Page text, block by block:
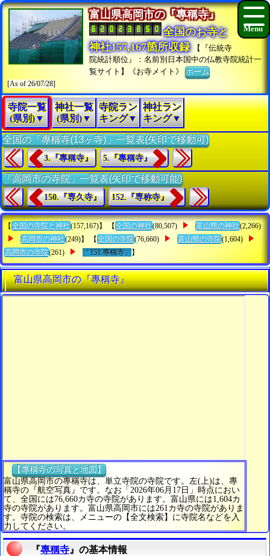
富山県高岡市の『專稱寺』
全国のお寺と
神社157,167箇所収録
【『伝統寺
院統計順位』：名前別日本国中の仏教寺院統計一
覧サイト】《お寺メイト》ホーム
[As of 26/07/28]
寺院一覧
(県別)▼
神社一覧
(県別)▼
寺院ラン
キング▼
神社ラン
キング▼
全国の「專稱寺(13ヶ寺)」一覧表(矢印で移動可)
3.『專稱寺』 5.『專稱寺』
「高岡市の寺院」一覧表(矢印で移動可能)
150.『専久寺』 152.『専称寺』
【 全国の寺院と神社(157,167)】 【 全国の神社(80,507) 富山県の神社(2,266)
高岡市の神社(249)】 【 全国の寺院(76,660) 富山県の寺院(1,604)
高岡市の寺院(261) 「151.專稱寺」 】
富山県高岡市の『專稱寺』
【專稱寺の写真と地図】
富山県高岡市の專稱寺は、単立寺院の寺院です。左(上)は、專
稱寺の『航空写真』です。なお「2026年06月17日」時点におい
て、全国には76,660カ寺の寺院があります。富山県には1,604カ
寺の寺院があります。富山県高岡市には261カ寺の寺院がありま
す。寺院の検索は、メニューの【全文検索】に寺院名などを入
力してください。
『專稱寺 』の基本情報